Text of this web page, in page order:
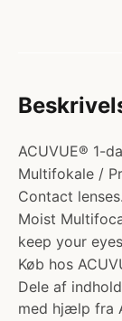
ACUVUE® 1-
Multifokale /
Contact
Moist
keep your
Køb hos
Dele af
med hjælp fra